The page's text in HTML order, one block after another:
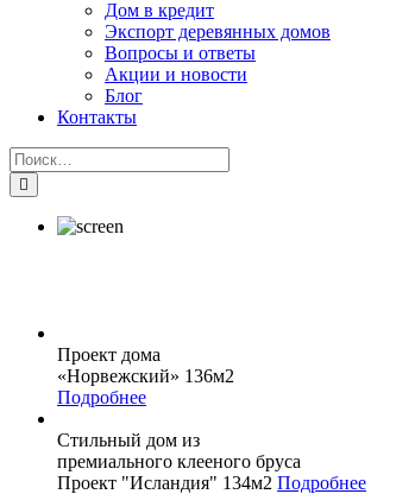
Дом в кредит
Экспорт деревянных домов
Вопросы и ответы
Акции и новости
Блог
Контакты
Проект дома
«Норвежский» 136м2
Подробнее
Стильный дом из
премиального клееного бруса
Проект "Исландия" 134м2 Подробнее